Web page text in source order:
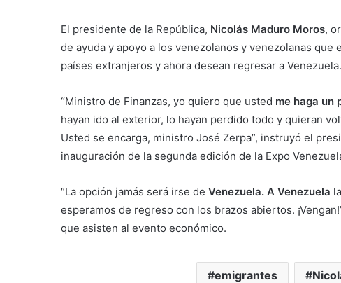
El presidente de la República, Nicolás Maduro Moros,
de ayuda y apoyo a los venezolanos y venezolanas
países extranjeros y ahora desean regresar a Venezuela.
“Ministro de Finanzas, yo quiero que usted me haga un
hayan ido al exterior, lo hayan perdido todo y quieran
Usted se encarga, ministro José Zerpa”, instruyó el
inauguración de la segunda edición de la Expo
“La opción jamás será irse de Venezuela. A Venezuela
esperamos de regreso con los brazos abiertos.
que asisten al evento económico.
emigrantes